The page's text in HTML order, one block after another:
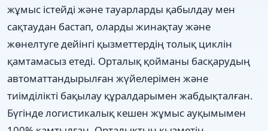
жұмыс істейді және тауарларды қабылдау мен
сақтаудан бастап, оларды жинақтау және
жөнелтуге дейінгі қызметтердің толық циклін
қамтамасыз етеді. Орталық қойманы басқарудың
автоматтандырылған жүйелерімен және
тиімділікті бақылау құралдарымен жабдықталған.
Бүгінде логистикалық кешен жұмыс ауқымымен